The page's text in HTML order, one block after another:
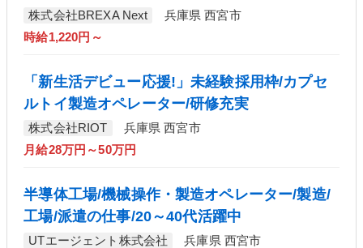
株式会社BREXA Next
兵庫県 西宮市
時給1,220円～
「新生活デビュー応援!」未経験採用枠/カプセ
ルトイ製造オペレーター/研修充実
株式会社RIOT
兵庫県 西宮市
月給28万円～50万円
半導体工場/機械操作・製造オペレーター/製造/
工場/派遣の仕事/20～40代活躍中
UTエージェント株式会社
兵庫県 西宮市